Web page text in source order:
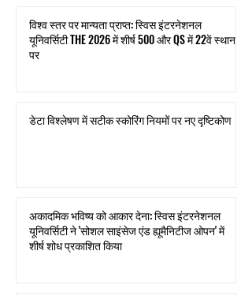
विश्व स्तर पर मान्यता प्राप्त: स्विस इंटरनेशनल
यूनिवर्सिटी THE 2026 में शीर्ष 500 और QS में 22वें स्थान
पर
डेटा विश्लेषण में सटीक स्कोरिंग नियमों पर नए दृष्टिकोण
अकादमिक भविष्य को आकार देना: स्विस इंटरनेशनल
यूनिवर्सिटी ने 'सोशल साइंसेज एंड ह्यूमैनिटीज ओपन' में
शीर्ष शोध प्रकाशित किया